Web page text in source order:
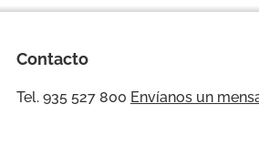
Contacto
Tel. 935 527 800 Envíanos un